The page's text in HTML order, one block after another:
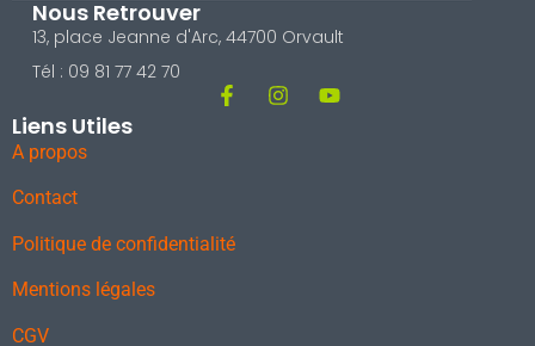
Nous Retrouver
13, place Jeanne d'Arc, 44700 Orvault
Tél : 09 81 77 42 70
Liens Utiles
A propos
Contact
Politique de confidentialité
Mentions légales
CGV